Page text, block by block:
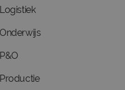
Logistiek
Onderwijs
P&O
Productie